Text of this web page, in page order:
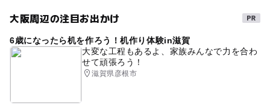
大阪周辺の注目お出かけ
6歳になったら机を作ろう！机作り体験in滋賀
大変な工程もあるよ、家族みんなで力を合わ
せて頑張ろう！
滋賀県彦根市